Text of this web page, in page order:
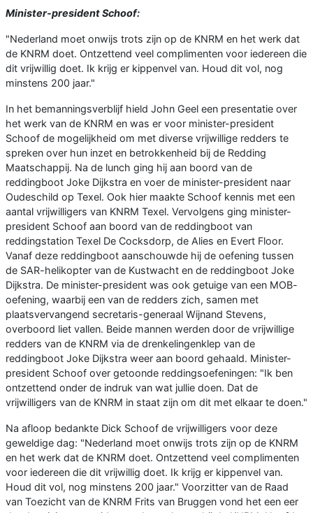
Minister-president Schoof:
"Nederland moet onwijs trots zijn op de KNRM en het werk dat
de KNRM doet. Ontzettend veel complimenten voor iedereen die
dit vrijwillig doet. Ik krijg er kippenvel van. Houd dit vol, nog
minstens 200 jaar."
In het bemanningsverblijf hield John Geel een presentatie over
het werk van de KNRM en was er voor minister-president
Schoof de mogelijkheid om met diverse vrijwillige redders te
spreken over hun inzet en betrokkenheid bij de Redding
Maatschappij. Na de lunch ging hij aan boord van de
reddingboot Joke Dijkstra en voer de minister-president naar
Oudeschild op Texel. Ook hier maakte Schoof kennis met een
aantal vrijwilligers van KNRM Texel. Vervolgens ging minister-
president Schoof aan boord van de reddingboot van
reddingstation Texel De Cocksdorp, de Alies en Evert Floor.
Vanaf deze reddingboot aanschouwde hij de oefening tussen
de SAR-helikopter van de Kustwacht en de reddingboot Joke
Dijkstra. De minister-president was ook getuige van een MOB-
oefening, waarbij een van de redders zich, samen met
plaatsvervangend secretaris-generaal Wijnand Stevens,
overboord liet vallen. Beide mannen werden door de vrijwillige
redders van de KNRM via de drenkelingenklep van de
reddingboot Joke Dijkstra weer aan boord gehaald. Minister-
president Schoof over getoonde reddingsoefeningen: "Ik ben
ontzettend onder de indruk van wat jullie doen. Dat de
vrijwilligers van de KNRM in staat zijn om dit met elkaar te doen."
Na afloop bedankte Dick Schoof de vrijwilligers voor deze
geweldige dag: "Nederland moet onwijs trots zijn op de KNRM
en het werk dat de KNRM doet. Ontzettend veel complimenten
voor iedereen die dit vrijwillig doet. Ik krijg er kippenvel van.
Houd dit vol, nog minstens 200 jaar." Voorzitter van de Raad
van Toezicht van de KNRM Frits van Bruggen vond het een eer